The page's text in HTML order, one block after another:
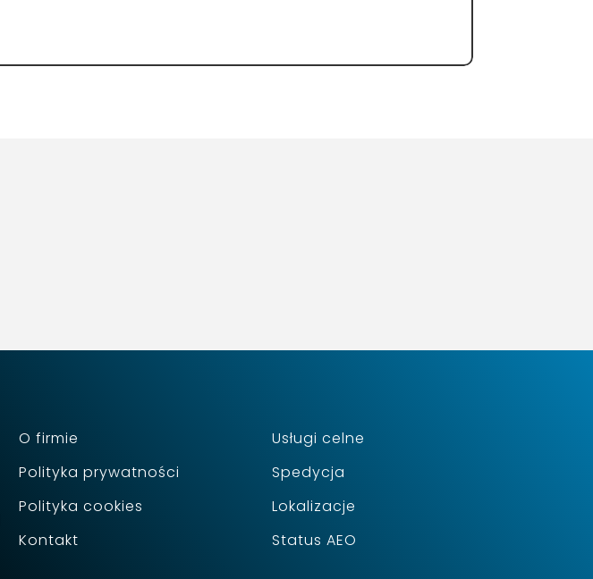
O firmie
Polityka prywatności
Polityka cookies
Kontakt
Usługi celne
Spedycja
Lokalizacje
Status AEO